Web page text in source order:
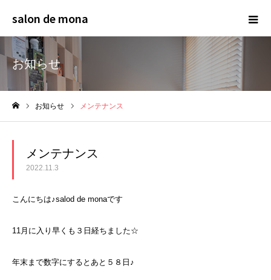
salon de mona
お知らせ
お知らせ メンテナンス
メンテナンス
2022.11.3
こんにちは♪salod de monaです
11月に入り早くも３日経ちました☆
年末まで数字にするとあと５８日♪